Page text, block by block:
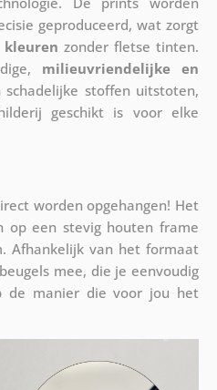
geproduceerd, wat zorgt
kleuren zonder fletse tinten.
milieuvriendelijke en
schadelijke stoffen uitstoten,
geschikt is voor elke
worden opgehangen! Het
op een stevig houten frame
Afhankelijk van het formaat
mee, die je eenvoudig
de manier die voor jou het